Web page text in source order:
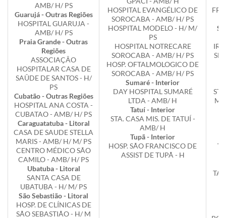
AMB/ H/ PS
Guarujá - Outras Regiões
HOSPITAL GUARUJA -
AMB/ H/ PS
Praia Grande - Outras
Regiões
ASSOCIAÇÂO
HOSPITALAR CASA DE
SAÛDE DE SANTOS - H/
PS
Cubatão - Outras Regiões
HOSPITAL ANA COSTA -
CUBATAO - AMB/ H/ PS
Caraguatatuba - Litoral
CASA DE SAUDE STELLA
MARIS - AMB/ H/ M/ PS
CENTRO MÉDICO SÃO
CAMILO - AMB/ H/ PS
Ubatuba - Litoral
SANTA CASA DE
UBATUBA - H/ M/ PS
São Sebastião - Litoral
HOSP. DE CLÍNICAS DE
SÃO SEBASTIÃO - H/ M
HOSPITAL EVANGÉLICO DE
SOROCABA - AMB/ H/ PS
HOSPITAL MODELO - H/ M/
PS
HOSPITAL NOTRECARE
SOROCABA - AMB/ H/ PS
HOSP. OFTALMOLOGICO DE
SOROCABA - AMB/ H/ PS
Sumaré - Interior
DAY HOSPITAL SUMARÉ
LTDA - AMB/ H
Tatuí - Interior
STA. CASA MIS. DE TATUÍ -
AMB/ H
Tupã - Interior
HOSP. SÃO FRANCISCO DE
ASSIST DE TUPÃ - H